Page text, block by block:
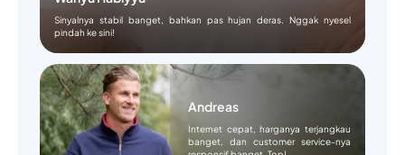
Sinyalnya stabil banget, bahkan pas hujan deras. Nggak nyesel
pindah ke sini!
Andreas
Internet cepat, harganya terjangkau
banget, dan customer service-nya